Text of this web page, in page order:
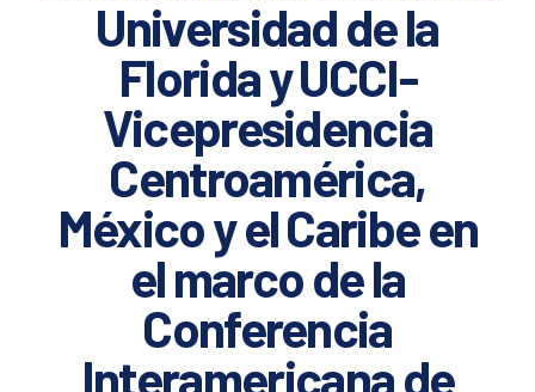
Universidad de la
Florida y UCCI-
Vicepresidencia
Centroamérica,
México y el Caribe en
el marco de la
Conferencia
Interamericana de